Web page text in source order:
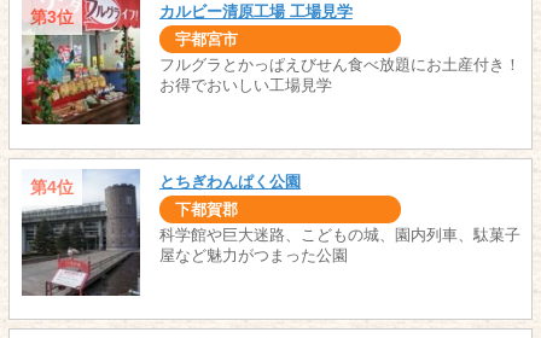
第3位 カルビー清原工場 工場見学
宇都宮市
フルグラとかっぱえびせん食べ放題にお土産付き！
お得でおいしい工場見学
第4位 とちぎわんぱく公園
下都賀郡
科学館や巨大迷路、こどもの城、園内列車、駄菓子
屋など魅力がつまった公園